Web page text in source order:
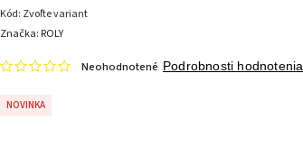
Kód: Zvoľte variant
NOVINKA
Neohodnotené Podrobnosti hodnotenia
Značka: ROLY